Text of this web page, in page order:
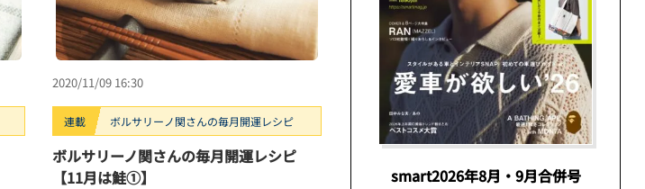
2020/11/09 16:30
連載 ボルサリーノ関さんの毎月開運レシピ
ボルサリーノ関さんの毎月開運レシピ
【11月は鮭①】
smart2026年8月・9月合併号